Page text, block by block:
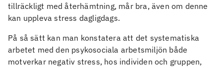
tillräckligt med återhämtning, mår bra, även om denne
kan uppleva stress dagligdags.
På så sätt kan man konstatera att det systematiska
arbetet med den psykosociala arbetsmiljön både
motverkar negativ stress, hos individen och gruppen,